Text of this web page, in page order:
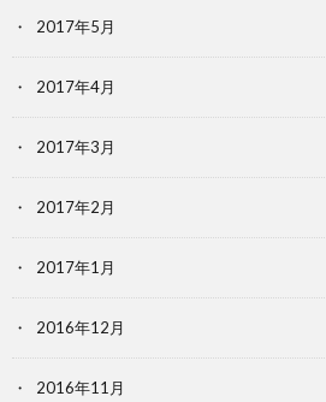
2017年5月
2017年4月
2017年3月
2017年2月
2017年1月
2016年12月
2016年11月